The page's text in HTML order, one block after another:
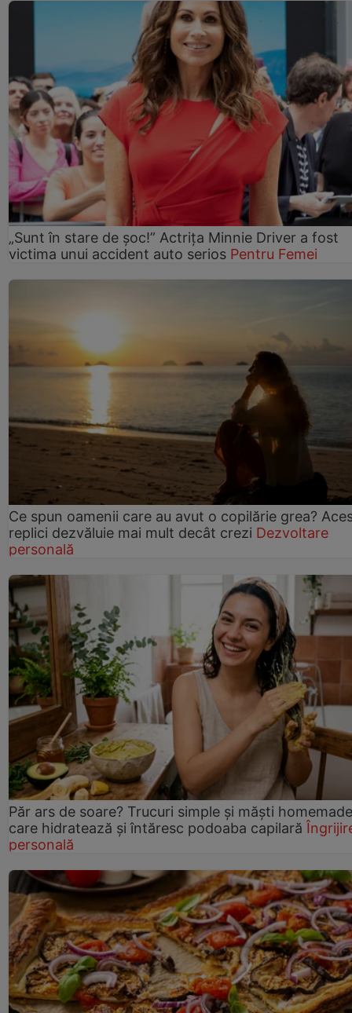
„Sunt în stare de șoc!” Actrița Minnie Driver a fost
victima unui accident auto serios Pentru Femei
Ce spun oamenii care au avut o copilărie grea?
replici dezvăluie mai mult decât crezi Dezvoltare
personală
Păr ars de soare? Trucuri simple și măști homemade
care hidratează și întăresc podoaba capilară
personală